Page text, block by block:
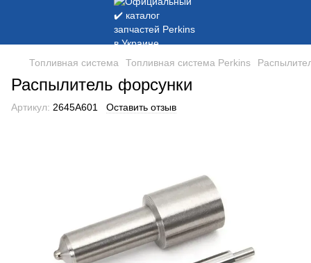
Топливная система Топливная система Perkins
Распылитель форсунки
Артикул: 2645A601 Оставить отзыв